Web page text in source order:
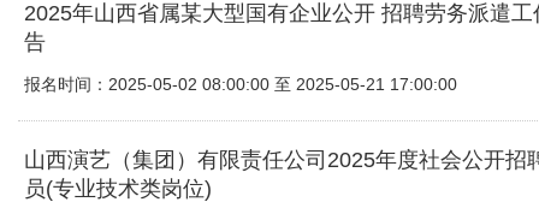
2025年山西省属某大型国有企业公开 招聘劳务派遣工
告
报名时间：2025-05-02 08:00:00 至 2025-05-21 17:00:00
山西演艺（集团）有限责任公司2025年度社会公开招
员(专业技术类岗位)